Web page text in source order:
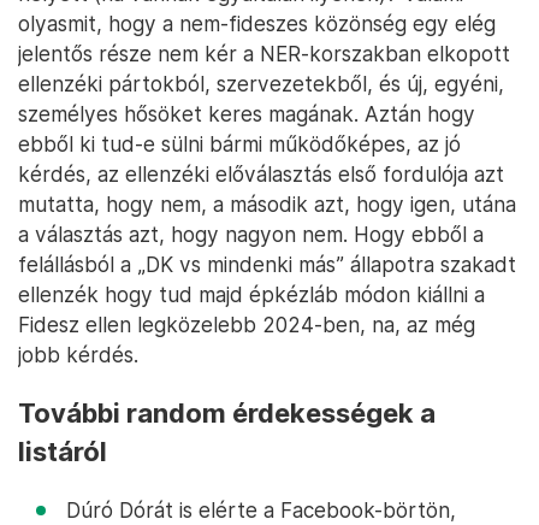
olyasmit, hogy a nem-fideszes közönség egy elég
jelentős része nem kér a NER-korszakban elkopott
ellenzéki pártokból, szervezetekből, és új, egyéni,
személyes hősöket keres magának. Aztán hogy
ebből ki tud-e sülni bármi működőképes, az jó
kérdés, az ellenzéki előválasztás első fordulója azt
mutatta, hogy nem, a második azt, hogy igen, utána
a választás azt, hogy nagyon nem. Hogy ebből a
felállásból a „DK vs mindenki más” állapotra szakadt
ellenzék hogy tud majd épkézláb módon kiállni a
Fidesz ellen legközelebb 2024-ben, na, az még
jobb kérdés.
További random érdekességek a
listáról
Dúró Dórát is elérte a Facebook-börtön,